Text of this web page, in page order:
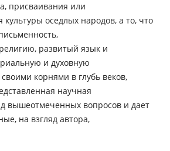
присваивания или
культуры оседлых народов, а то, что
развитый язык и
и духовную
корнями в глубь веков,
научная
вышеотмеченных вопросов и дает
на взгляд автора,